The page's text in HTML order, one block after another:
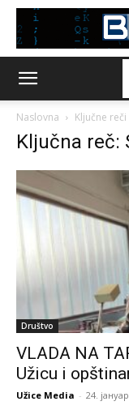
Naslovna Ključne reči
Ključna reč:
Društvo
VLADA NA
Užicu i
Užice Media - 24.